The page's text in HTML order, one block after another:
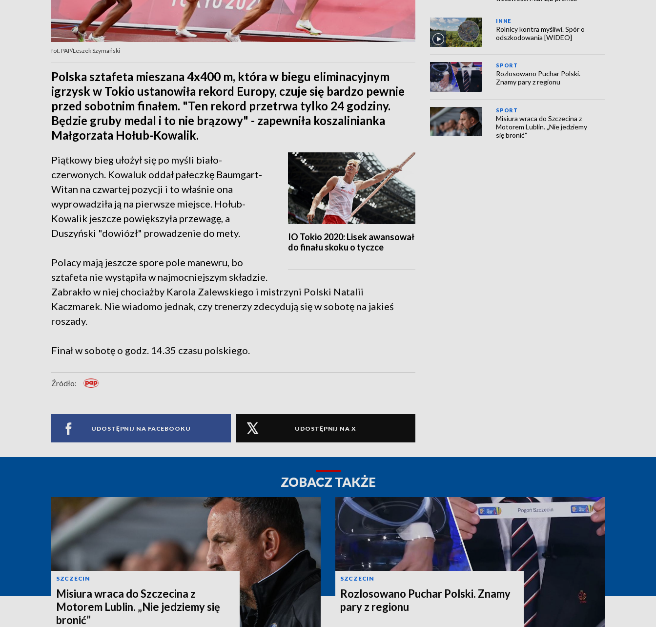
fot. PAP/Leszek Szymański
Polska sztafeta mieszana 4x400 m, która w biegu eliminacyjnym
igrzysk w Tokio ustanowiła rekord Europy, czuje się bardzo pewnie
przed sobotnim finałem. "Ten rekord przetrwa tylko 24 godziny.
Będzie gruby medal i to nie brązowy" - zapewniła koszalinianka
Małgorzata Hołub-Kowalik.
IO Tokio 2020: Lisek awansował
do finału skoku o tyczce
Piątkowy bieg ułożył się po myśli biało-
czerwonych. Kowaluk oddał pałeczkę Baumgart-
Witan na czwartej pozycji i to właśnie ona
wyprowadziła ją na pierwsze miejsce. Hołub-
Kowalik jeszcze powiększyła przewagę, a
Duszyński "dowiózł" prowadzenie do mety.
Polacy mają jeszcze spore pole manewru, bo
sztafeta nie wystąpiła w najmocniejszym składzie.
Zabrakło w niej chociażby Karola Zalewskiego i mistrzyni Polski Natalii
Kaczmarek. Nie wiadomo jednak, czy trenerzy zdecydują się w sobotę na jakieś
roszady.
Finał w sobotę o godz. 14.35 czasu polskiego.
Źródło:
UDOSTĘPNIJ NA FACEBOOKU UDOSTĘPNIJ NA X
INNE
Rolnicy kontra myśliwi. Spór o
odszkodowania [WIDEO]
SPORT
Rozlosowano Puchar Polski.
Znamy pary z regionu
SPORT
Misiura wraca do Szczecina z
Motorem Lublin. „Nie jedziemy
się bronić”
ZOBACZ TAKŻE
SZCZECIN
Misiura wraca do Szczecina z
Motorem Lublin. „Nie jedziemy się
bronić”
SZCZECIN
Rozlosowano Puchar Polski. Znamy
pary z regionu